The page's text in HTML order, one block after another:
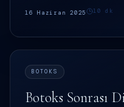
16 Haziran 2025 10 dk
BOTOKS
Botoks Sonrası